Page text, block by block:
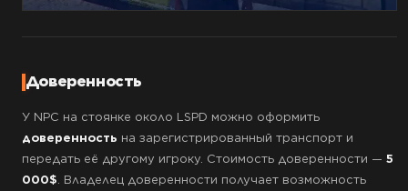
Доверенность
У NPC на стоянке около LSPD можно оформить
доверенность на зарегистрированный транспорт и
передать её другому игроку. Стоимость доверенности — 5
000$. Владелец доверенности получает возможность